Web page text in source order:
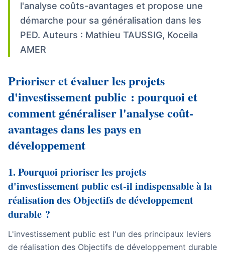
l'analyse coûts-avantages et propose une
démarche pour sa généralisation dans les
PED. Auteurs : Mathieu TAUSSIG, Koceila
AMER
Prioriser et évaluer les projets
d'investissement public : pourquoi et
comment généraliser l'analyse coût-
avantages dans les pays en
développement
1. Pourquoi prioriser les projets
d'investissement public est-il indispensable à la
réalisation des Objectifs de développement
durable ?
L'investissement public est l'un des principaux leviers
de réalisation des Objectifs de développement durable